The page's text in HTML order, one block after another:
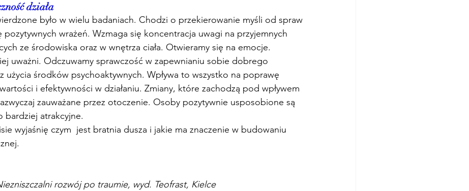
działa
było w wielu badaniach. Chodzi o przekierowanie myśli od spraw
wrażeń. Wzmaga się koncentracja uwagi na przyjemnych
ze środowiska oraz w wnętrza ciała. Otwieramy się na emocje.
uważni. Odczuwamy sprawczość w zapewnianiu sobie dobrego
użycia środków psychoaktywnych. Wpływa to wszystko na poprawę
i efektywności w działaniu. Zmiany, które zachodzą pod wpływem
zauważane przez otoczenie. Osoby pozytywnie usposobione są
bardziej atrakcyjne.
wyjaśnię czym  jest bratnia dusza i jakie ma znaczenie w budowaniu
rozwój po traumie, wyd. Teofrast, Kielce